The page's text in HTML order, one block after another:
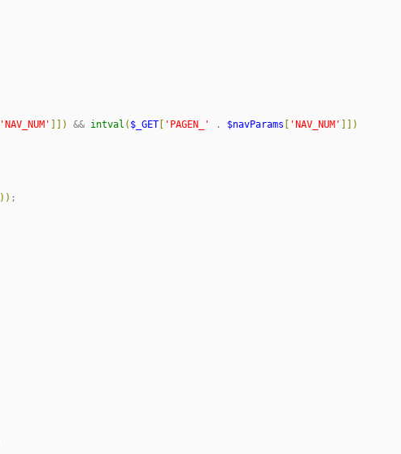
'NAV_NUM ' ] ] ) && intval ( $_GET [ ' PAGEN_ ' . $navParams [ 'NAV_NUM ' ] ] )
) ) ;